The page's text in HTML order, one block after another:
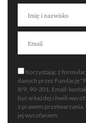
Korzystając z
danych przez Fundację
8/9, 90-301. Email:
być w każdej chwili
z prawem
jej wycofaniem.